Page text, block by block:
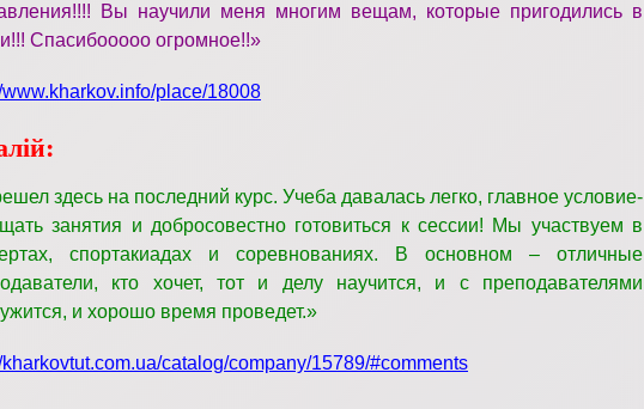
Вы научили меня многим вещам, которые пригодились в
Спасибооооо огромное!!»
www.kharkov.info/place/18008
здесь на последний курс. Учеба давалась легко, главное условие-
занятия и добросовестно готовиться к сессии! Мы участвуем в
спортакиадах и соревнованиях. В основном – отличные
кто хочет, тот и делу научится, и с преподавателями
и хорошо время проведет.»
kharkovtut.com.ua/catalog/company/15789/#comments